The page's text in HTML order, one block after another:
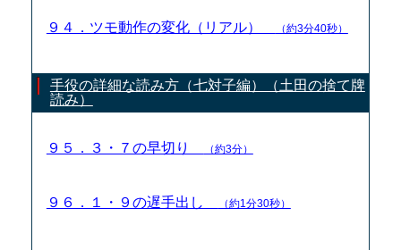
９４．ツモ動作の変化（リアル） （約3分40秒）
手役の詳細な読み方（七対子編）（土田の捨て牌
読み）
９５．３・７の早切り （約3分）
９６．１・９の遅手出し （約1分30秒）